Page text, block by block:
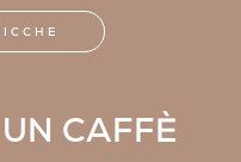
CAFFÈ